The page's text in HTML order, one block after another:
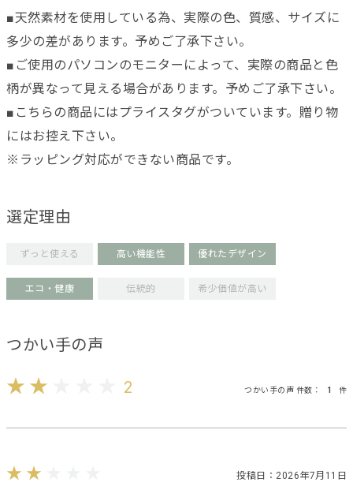
■天然素材を使用している為、実際の色、質感、サイズに
多少の差があります。予めご了承下さい。
■ご使用のパソコンのモニターによって、実際の商品と色
柄が異なって見える場合があります。予めご了承下さい。
■こちらの商品にはプライスタグがついています。贈り物
にはお控え下さい。
※ラッピング対応ができない商品です。
選定理由
ずっと使える 高い機能性 優れたデザイン
エコ・健康 伝統的 希少価値が高い
つかい手の声
2 つかい手の声 件数： 1 件
投稿日：2026年7月11日